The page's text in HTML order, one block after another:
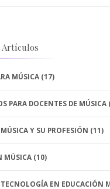
Artículos
MÚSICA (17)
PARA DOCENTES DE MÚSICA
Y SU PROFESIÓN (11)
MÚSICA (10)
EN EDUCACIÓN